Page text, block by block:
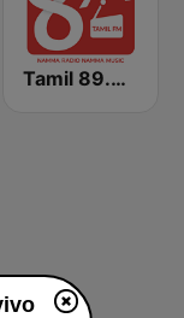
Tamil 89.4 FM